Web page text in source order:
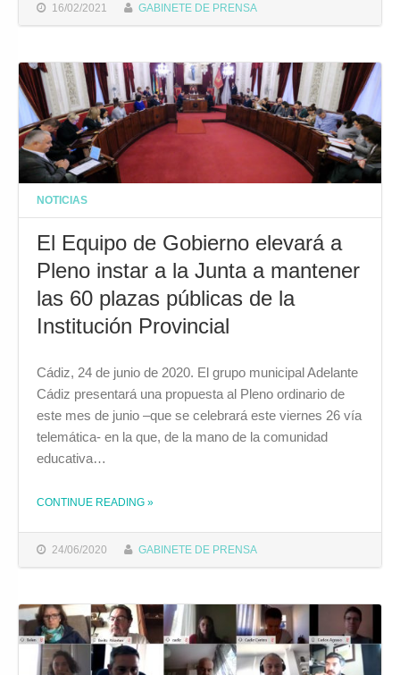
16/02/2021 GABINETE DE PRENSA
NOTICIAS
El Equipo de Gobierno elevará a
Pleno instar a la Junta a mantener
las 60 plazas públicas de la
Institución Provincial
24/06/2020 GABINETE DE PRENSA
Cádiz, 24 de junio de 2020. El grupo municipal Adelante
Cádiz presentará una propuesta al Pleno ordinario de
este mes de junio –que se celebrará este viernes 26 vía
telemática- en la que, de la mano de la comunidad
educativa…
CONTINUE READING »